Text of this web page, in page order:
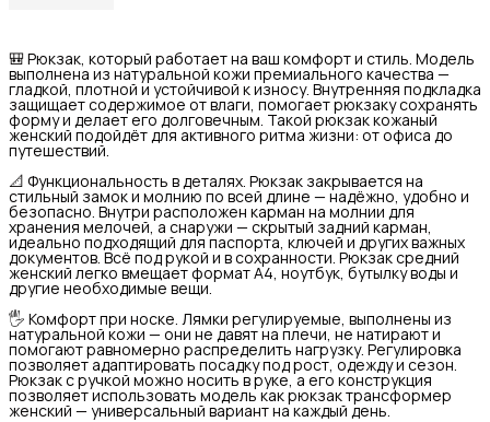
🎒 Рюкзак, который работает на ваш комфорт и стиль. Модель
выполнена из натуральной кожи премиального качества —
гладкой, плотной и устойчивой к износу. Внутренняя подкладка
защищает содержимое от влаги, помогает рюкзаку сохранять
форму и делает его долговечным. Такой рюкзак кожаный
женский подойдёт для активного ритма жизни: от офиса до
путешествий.
📐 Функциональность в деталях. Рюкзак закрывается на
стильный замок и молнию по всей длине — надёжно, удобно и
безопасно. Внутри расположен карман на молнии для
хранения мелочей, а снаружи — скрытый задний карман,
идеально подходящий для паспорта, ключей и других важных
документов. Всё под рукой и в сохранности. Рюкзак средний
женский легко вмещает формат А4, ноутбук, бутылку воды и
другие необходимые вещи.
🖐️ Комфорт при носке. Лямки регулируемые, выполнены из
натуральной кожи — они не давят на плечи, не натирают и
помогают равномерно распределить нагрузку. Регулировка
позволяет адаптировать посадку под рост, одежду и сезон.
Рюкзак с ручкой можно носить в руке, а его конструкция
позволяет использовать модель как рюкзак трансформер
женский — универсальный вариант на каждый день.